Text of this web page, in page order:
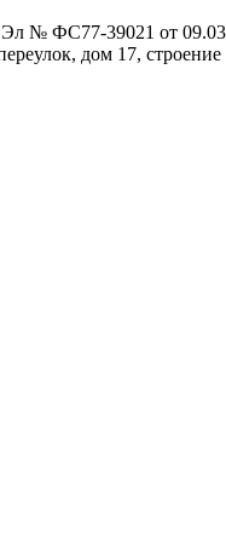
№ ФС77-39021 от
дом 17, строение